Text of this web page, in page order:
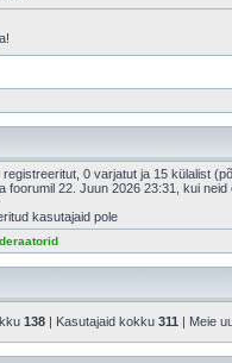
0 varjatut ja 15 külalist
foorumil 22. Juun 2026 23:31, kui neid
kasutajaid pole
138 | Kasutajaid kokku 311 | Meie